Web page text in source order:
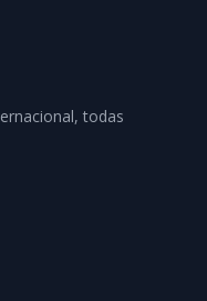
todas